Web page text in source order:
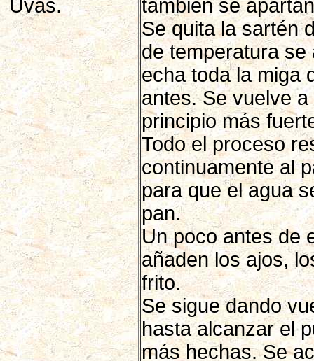
Uvas.
también se
Se quita la sartén
de temperatura
echa toda la miga
antes. Se vuelve
principio más
Todo el proceso
continuamente al
para que el agua
pan.
Un poco antes de
añaden los ajos,
frito.
Se sigue dando
hasta alcanzar el
más hechas. Se